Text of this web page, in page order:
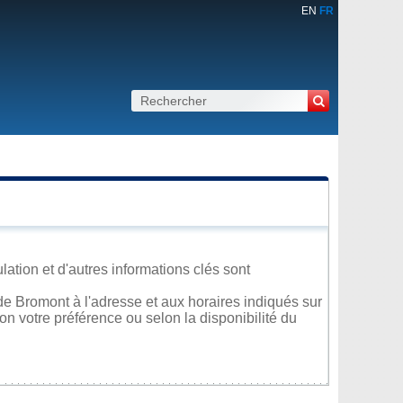
EN FR
et d'autres informations clés sont
Bromont à l'adresse et aux horaires indiqués sur
votre préférence ou selon la disponibilité du